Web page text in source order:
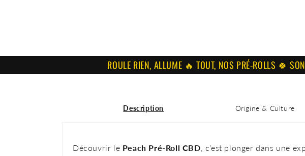
ROULE RIEN, ALLUME 🔥 TOUT, NOS PRÉ-ROLLS 🍀 SONT DÉJÀ
Description Origine & Culture
Découvrir le Peach Pré-Roll CBD , c’est plonger dans une